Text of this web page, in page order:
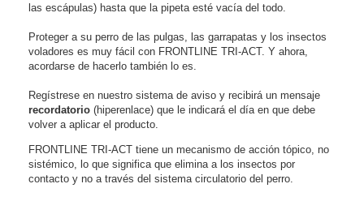
las escápulas) hasta que la pipeta esté vacía del todo.
Proteger a su perro de las pulgas, las garrapatas y los insectos
voladores es muy fácil con FRONTLINE TRI-ACT. Y ahora,
acordarse de hacerlo también lo es.
Regístrese en nuestro sistema de aviso y recibirá un mensaje
recordatorio (hiperenlace) que le indicará el día en que debe
volver a aplicar el producto.
FRONTLINE TRI-ACT tiene un mecanismo de acción tópico, no
sistémico, lo que significa que elimina a los insectos por
contacto y no a través del sistema circulatorio del perro.